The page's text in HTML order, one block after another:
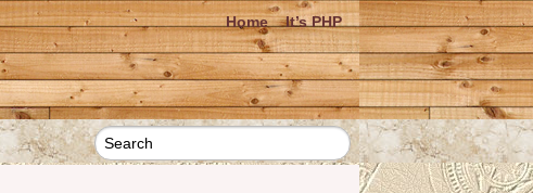
Home It’s PHP